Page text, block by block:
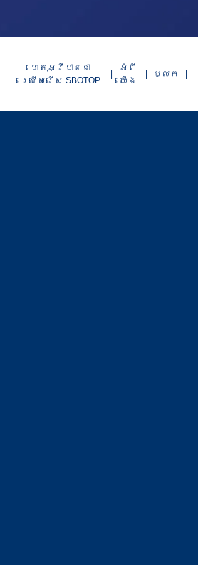
ហេតុអ្វីបានជា
ជ្រើសរើស SBOTOP
អំពី​​
យើង
ប្លុក